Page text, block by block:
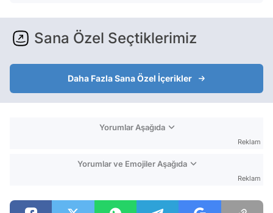
Sana Özel Seçtiklerimiz
Daha Fazla Sana Özel İçerikler
Yorumlar Aşağıda
Reklam
Yorumlar ve Emojiler Aşağıda
Reklam